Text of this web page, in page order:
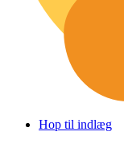
Hop til indlæg